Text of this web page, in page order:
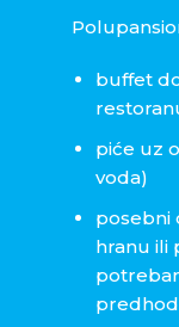
buffet
piće uz
voda)
posebni
hranu ili